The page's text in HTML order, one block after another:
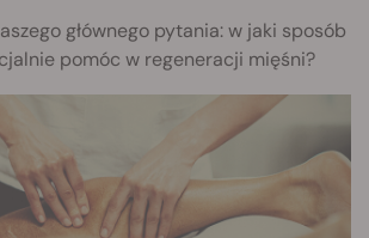
głównego pytania: w jaki sposób
pomóc w regeneracji mięśni?